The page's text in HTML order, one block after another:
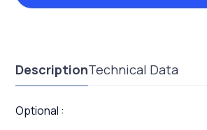
DescriptionTechnical Data
Optional :